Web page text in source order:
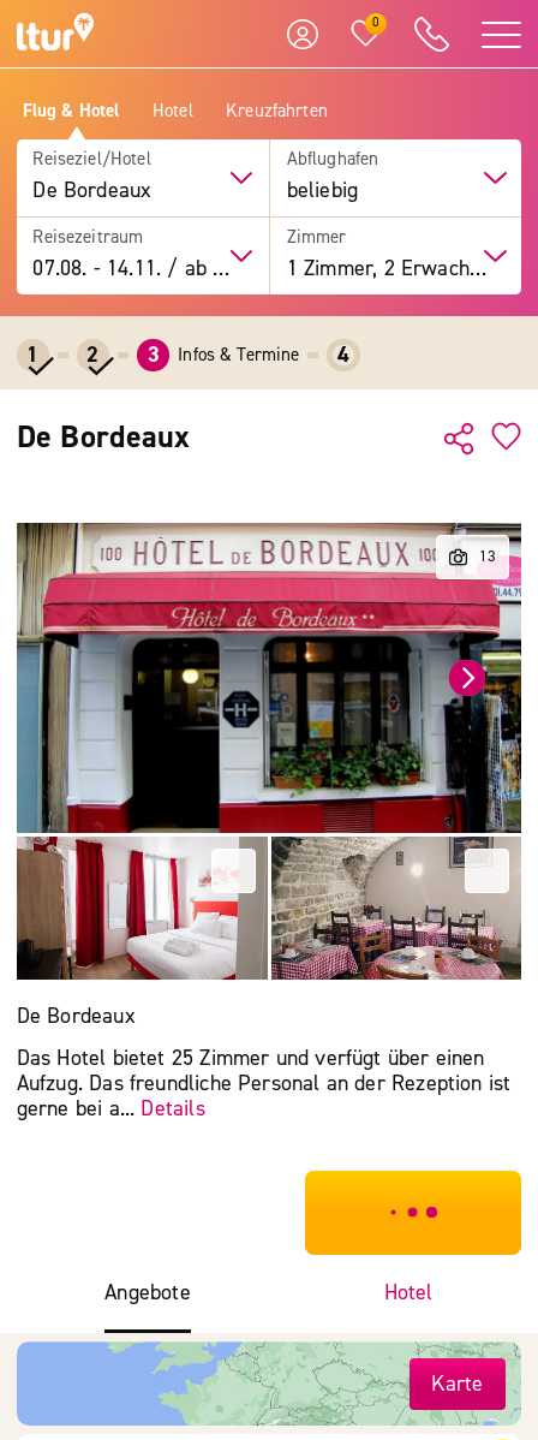
0
Flug & Hotel Hotel Kreuzfahrten
Reiseziel/Hotel
De Bordeaux
Abflughafen
beliebig
Reisezeitraum
07.08. -14.11. / ab 7 Tage
Zimmer
1 Zimmer, 2 Erwachsene
1 2 3 Infos & Termine 4
De Bordeaux
De Bordeaux
Das Hotel bietet 25 Zimmer und verfügt über einen
Aufzug. Das freundliche Personal an der Rezeption ist
gerne bei a... Details
***************
Angebote Hotel
Karte